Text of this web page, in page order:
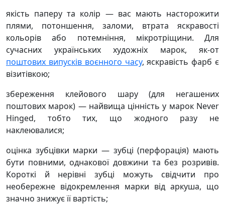
якість паперу та колір — вас мають насторожити
плями, потоншення, заломи, втрата яскравості
кольорів або потемніння, мікротріщини. Для
сучасних українських художніх марок, як-от
поштових випусків воєнного часу, яскравість фарб є
візитівкою;
збереження клейового шару (для негашених
поштових марок) — найвища цінність у марок Never
Hinged, тобто тих, що жодного разу не
наклеювалися;
оцінка зубцівки марки — зубці (перфорація) мають
бути повними, однакової довжини та без розривів.
Короткі й нерівні зубці можуть свідчити про
необережне відокремлення марки від аркуша, що
значно знижує її вартість;